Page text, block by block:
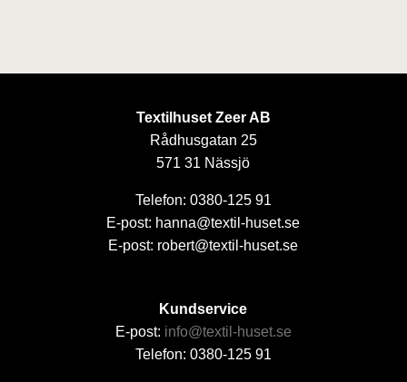
Textilhuset Zeer AB
Rådhusgatan 25
571 31 Nässjö
Telefon: 0380-125 91
E-post: hanna@textil-huset.se
E-post: robert@textil-huset.se
Kundservice
E-post: info@textil-huset.se
Telefon: 0380-125 91